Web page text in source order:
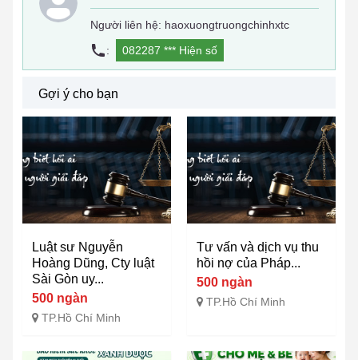
Người liên hệ: haoxuongtruongchinhxtc
:
082287 *** Hiện số
Gợi ý cho bạn
Luật sư Nguyễn
Hoàng Dũng, Cty luật
Sài Gòn uy...
500 ngàn
TP.Hồ Chí Minh
Tư vấn và dịch vụ thu
hồi nợ của Pháp...
500 ngàn
TP.Hồ Chí Minh